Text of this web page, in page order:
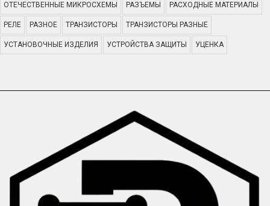
ОТЕЧЕСТВЕННЫЕ МИКРОСХЕМЫ РАЗЪЕМЫ РАСХОДНЫЕ МАТЕРИАЛЫ
РЕЛЕ РАЗНОЕ ТРАНЗИСТОРЫ ТРАНЗИСТОРЫ РАЗНЫЕ
УСТАНОВОЧНЫЕ ИЗДЕЛИЯ УСТРОЙСТВА ЗАЩИТЫ УЦЕНКА